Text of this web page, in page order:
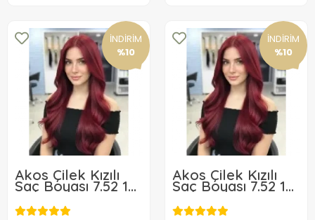
İNDİRİM
%10
Akos Çilek Kızılı
Saç Boyası 7.52 1
Adet + 1 Adet
Oksidan7,20 USD
İNDİRİM
%10
Akos Çilek Kızılı
Saç Boyası 7.52 1
Adet + 1 Adet
Oksidan7,20 USD